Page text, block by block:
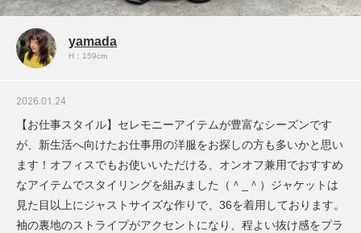
yamada
H：159cm
2026.01.24
【お仕事スタイル】セレモニーアイテムが豊富なシーズンです
が、新生活へ向けたお仕事用の洋服をお探しの方も多いかと思い
ます！オフィスでもお使いいただける、オンオフ兼用でおすすめ
なアイテムでスタイリングを組みました（＾_＾）ジャケットは
見た目以上にジャストサイズな作りで、36を着用しております。
袖の裏地のストライプがアクセントになり、程よい抜け感をプラ